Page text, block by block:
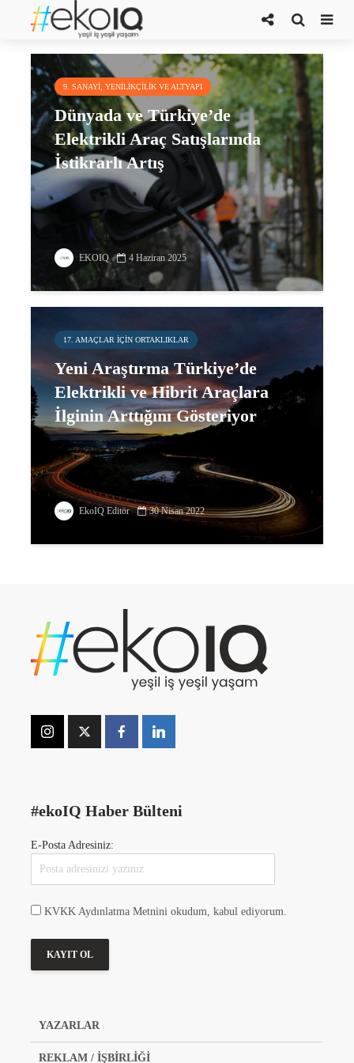
Hibrit Araçlar
9. SANAYI, YENILIKÇILIK VE ALTYAPI
Dünyada ve Türkiye’de
Elektrikli Araç Satışlarında
İstikrarlı Artış
EKOIQ 4 Haziran 2025
17. AMAÇLAR IÇIN ORTAKLIKLAR
Yeni Araştırma Türkiye’de
Elektrikli ve Hibrit Araçlara
İlginin Arttığını Gösteriyor
EkoIQ Editör 30 Nisan 2022
#ekoIQ Haber Bülteni
E-Posta Adresiniz:
KVKK Aydınlatma Metnini okudum, kabul ediyorum.
YAZARLAR
REKLAM / İŞBİRLİĞİ